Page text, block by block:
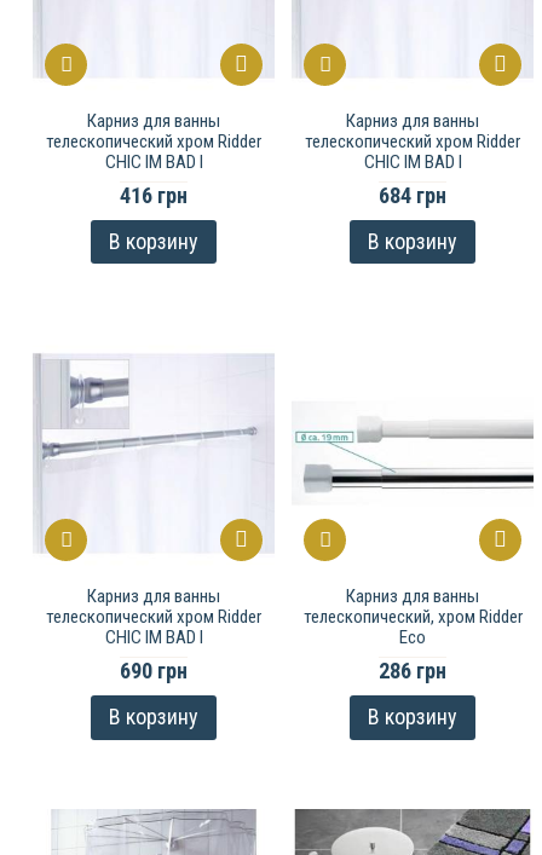
Карниз для ванны
телескопический хром Ridder
CHIC IM BAD I
416 грн
В корзину
Карниз для ванны
телескопический хром Ridder
CHIC IM BAD I
684 грн
В корзину
Карниз для ванны
телескопический хром Ridder
CHIC IM BAD I
690 грн
В корзину
Карниз для ванны
телескопический, хром Ridder
Eco
286 грн
В корзину